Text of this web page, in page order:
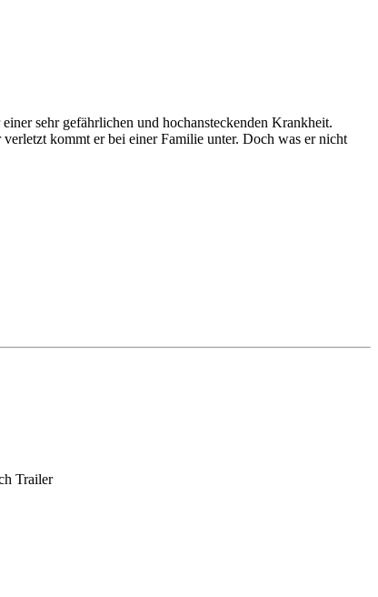
sehr gefährlichen und hochansteckenden Krankheit.
kommt er bei einer Familie unter. Doch was er nicht
Trailer